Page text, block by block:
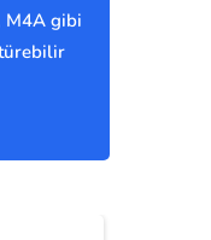
M4A gibi